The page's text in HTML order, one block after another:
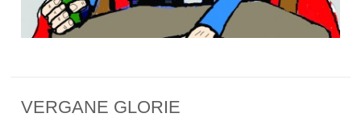
VERGANE GLORIE